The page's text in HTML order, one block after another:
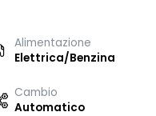
Alimentazione
Elettrica/Benzina
Cambio
Automatico